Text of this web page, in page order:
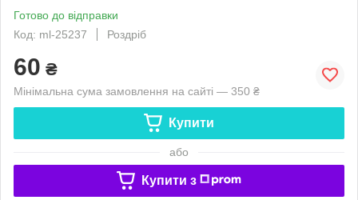
Готово до відправки
Код: ml-25237
Роздріб
60 ₴
Мінімальна сума замовлення на сайті — 350 ₴
Купити
або
Купити з